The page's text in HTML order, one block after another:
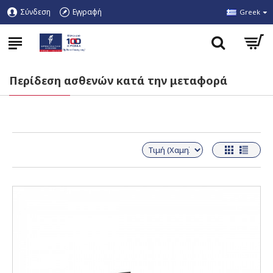
Σύνδεση Εγγραφή Greek
Περίδεση ασθενών κατά την μεταφορά